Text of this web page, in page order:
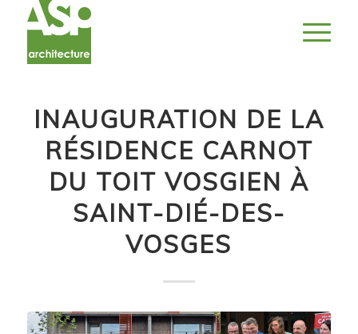
INAUGURATION DE LA
RÉSIDENCE CARNOT
DU TOIT VOSGIEN À
SAINT-DIÉ-DES-
VOSGES